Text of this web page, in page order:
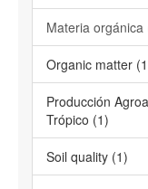
Materia orgánica
Organic matter
Producción
Trópico (1)
Soil quality (1)